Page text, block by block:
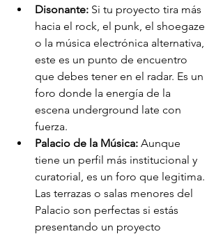
Disonante: Si tu proyecto tira más
hacia el rock, el punk, el shoegaze
o la música electrónica alternativa,
este es un punto de encuentro
que debes tener en el radar. Es un
foro donde la energía de la
escena underground late con
fuerza.
Palacio de la Música: Aunque
tiene un perfil más institucional y
curatorial, es un foro que legitima.
Las terrazas o salas menores del
Palacio son perfectas si estás
presentando un proyecto